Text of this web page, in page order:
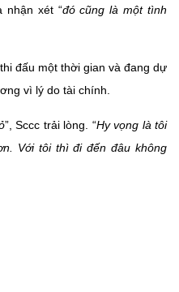
nhận xét “đó cũng là một tình
đấu một thời gian và đang dự
vì lý do tài chính.
”, Sccc trải lòng. “Hy vọng là tôi
Với tôi thì đi đến đâu không